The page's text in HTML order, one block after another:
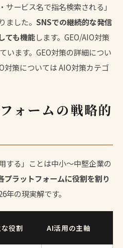
サービス名で指名検索される」
ました。 SNSでの継続的な発信
ても機能します。GEO/AIO対策
います。GEO対策の詳細につい
対策についてはAIO対策カテゴ
ォームの戦略的
する」ことは中小〜中堅企業の
プラットフォームに役割を割り
年の現実解です。
役割 AI活用の主軸